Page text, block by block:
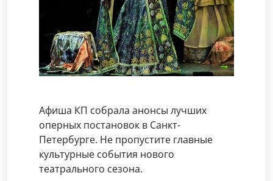
Афиша КП собрала анонсы лучших
оперных постановок в Санкт-
Петербурге. Не пропустите главные
культурные события нового
театрального сезона.